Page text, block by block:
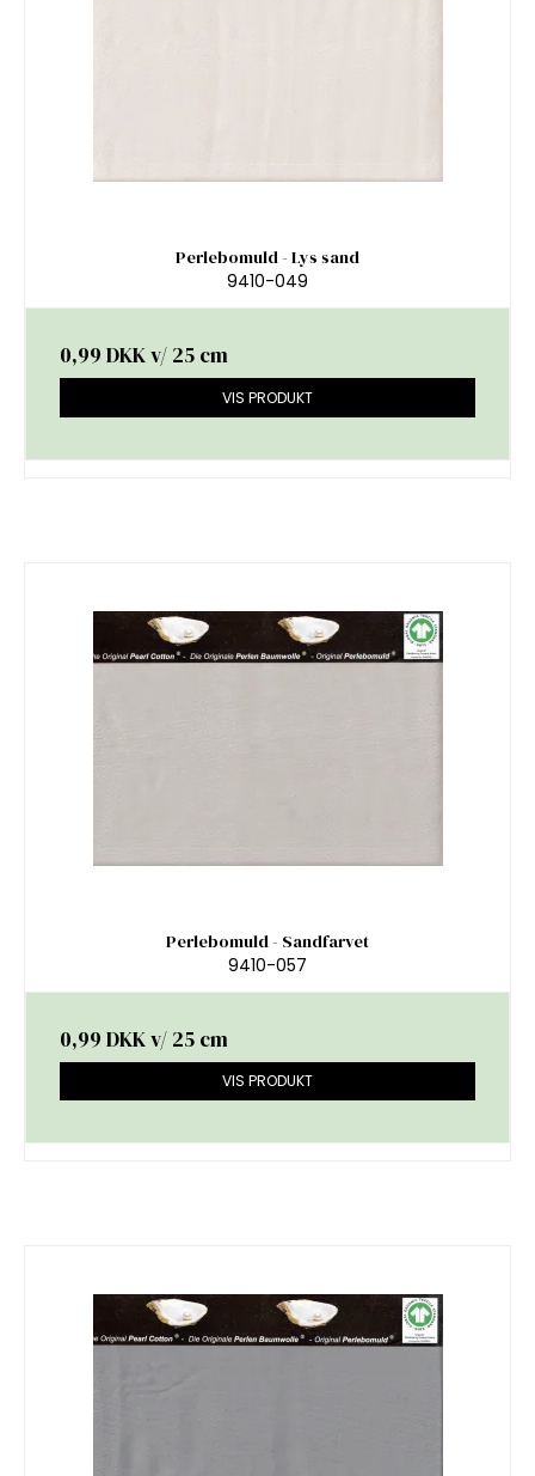
Perlebomuld - Lys sand
9410-049
0,99 DKKv/ 25 cm
VIS PRODUKT
Perlebomuld - Sandfarvet
9410-057
0,99 DKKv/ 25 cm
VIS PRODUKT